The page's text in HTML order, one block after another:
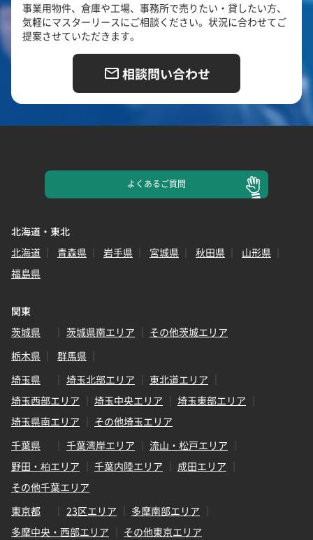
事業用物件、倉庫や工場、事務所で売りたい・貸したい方、
気軽にマスターリースにご相談ください。状況に合わせてご
提案させていただきます。
相談問い合わせ
よくあるご質問
北海道・東北
北海道
青森県 岩手県 宮城県 秋田県
山形県
福島県
関東
茨城県
茨城県南エリア
その他茨城エリア
栃木県
群馬県
埼玉県
埼玉北部エリア
東北道エリア
埼玉西部エリア
埼玉中央エリア
埼玉東部エリア
埼玉県南エリア
その他埼玉エリア
千葉県
千葉湾岸エリア
流山・松戸エリア
野田・柏エリア
千葉内陸エリア
成田エリア
その他千葉エリア
東京都
23区エリア
多摩南部エリア
多摩中央・西部エリア
その他東京エリア